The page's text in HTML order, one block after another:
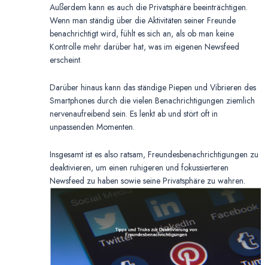
Außerdem kann es auch die Privatsphäre beeinträchtigen.
Wenn man ständig über die Aktivitäten seiner Freunde
benachrichtigt wird, fühlt es sich an, als ob man keine
Kontrolle mehr darüber hat, was im eigenen Newsfeed
erscheint.
Darüber hinaus kann das ständige Piepen und Vibrieren des
Smartphones durch die vielen Benachrichtigungen ziemlich
nervenaufreibend sein. Es lenkt ab und stört oft in
unpassenden Momenten.
Insgesamt ist es also ratsam, Freundesbenachrichtigungen zu
deaktivieren, um einen ruhigeren und fokussierteren
Newsfeed zu haben sowie seine Privatsphäre zu wahren.